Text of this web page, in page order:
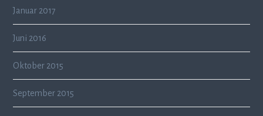
Januar 2017
Juni 2016
Oktober 2015
September 2015